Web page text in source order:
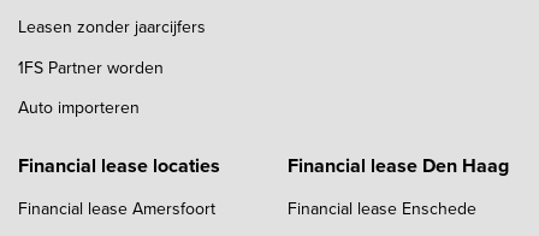
Leasen zonder jaarcijfers
1FS Partner worden
Auto importeren
Financial lease locaties
Financial lease Amersfoort
Financial lease Den Haag
Financial lease Enschede